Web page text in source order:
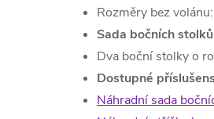
Rozměry bez
Sada bočních stolků
Dva boční stolky o
Dostupné
Náhradní sada